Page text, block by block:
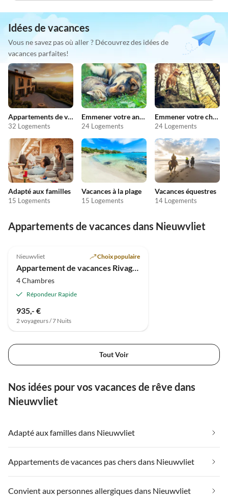
Idées de vacances
Vous ne savez pas où aller ? Découvrez des idées de
vacances parfaites!
Appartements de vacances pas chers
32 Logements
Emmener votre animal en vacances
24 Logements
Emmener votre chien en vacances
24 Logements
Adapté aux familles
15 Logements
Vacances à la plage
15 Logements
Vacances équestres
14 Logements
Appartements de vacances dans Nieuwvliet
Nieuwvliet Choix populaire
Appartement de vacances Rivage 30
4 Chambres
Répondeur Rapide
935,- €
2 voyageurs / 7 Nuits
Tout Voir
Nos idées pour vos vacances de rêve dans
Nieuwvliet
Adapté aux familles dans Nieuwvliet
Appartements de vacances pas chers dans Nieuwvliet
Convient aux personnes allergiques dans Nieuwvliet